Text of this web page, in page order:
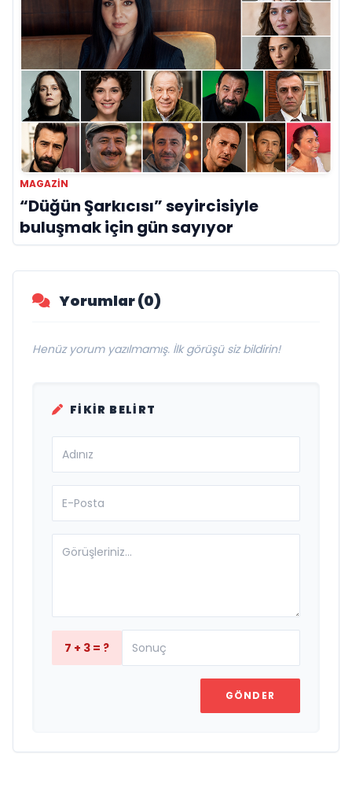
MAGAZIN
“Düğün Şarkıcısı” seyircisiyle
buluşmak için gün sayıyor
Yorumlar (0)
Henüz yorum yazılmamış. İlk görüşü siz bildirin!
FIKIR BELIRT
7 + 3 = ?
GÖNDER